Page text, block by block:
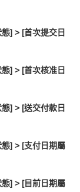
] > [首次提交日
] > [首次核准日
] > [送交付款日
] > [支付日期屬
] > [目前日期屬